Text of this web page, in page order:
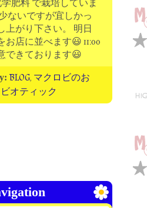
肥料 で栽培していま
ないですが宜しかっ
上がり下さい。 明日
お店に並べます😃 11:00
できております😃
BLOG, マクロビのお
オティック